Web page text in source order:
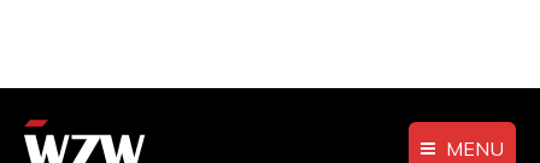
MENU